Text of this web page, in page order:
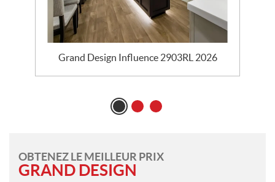
Grand Design Influence 2903RL 2026
OBTENEZ LE MEILLEUR PRIX
GRAND DESIGN